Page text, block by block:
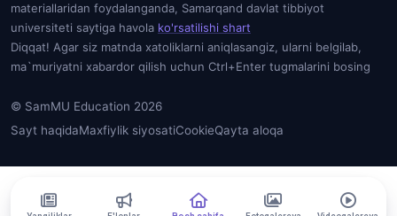
materiallaridan foydalanganda, Samarqand davlat tibbiyot
universiteti saytiga havola ko'rsatilishi shart
Diqqat! Agar siz matnda xatoliklarni aniqlasangiz, ularni belgilab,
ma`muriyatni xabardor qilish uchun Ctrl+Enter tugmalarini bosing
© SamMU Education 2026
Sayt haqidaMaxfiylik siyosatiCookieQayta aloqa